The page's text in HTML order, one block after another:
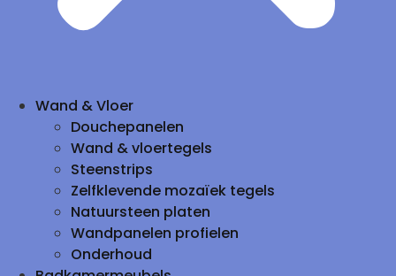
Wand & Vloer
Douchepanelen
Wand & vloertegels
Steenstrips
Zelfklevende mozaïek tegels
Natuursteen platen
Wandpanelen profielen
Onderhoud